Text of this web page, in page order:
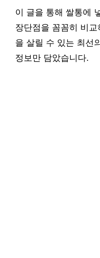
이 글을 통해 쌀통에
장단점을 꼼꼼히 비
을 살릴 수 있는 최선
정보만 담았습니다.